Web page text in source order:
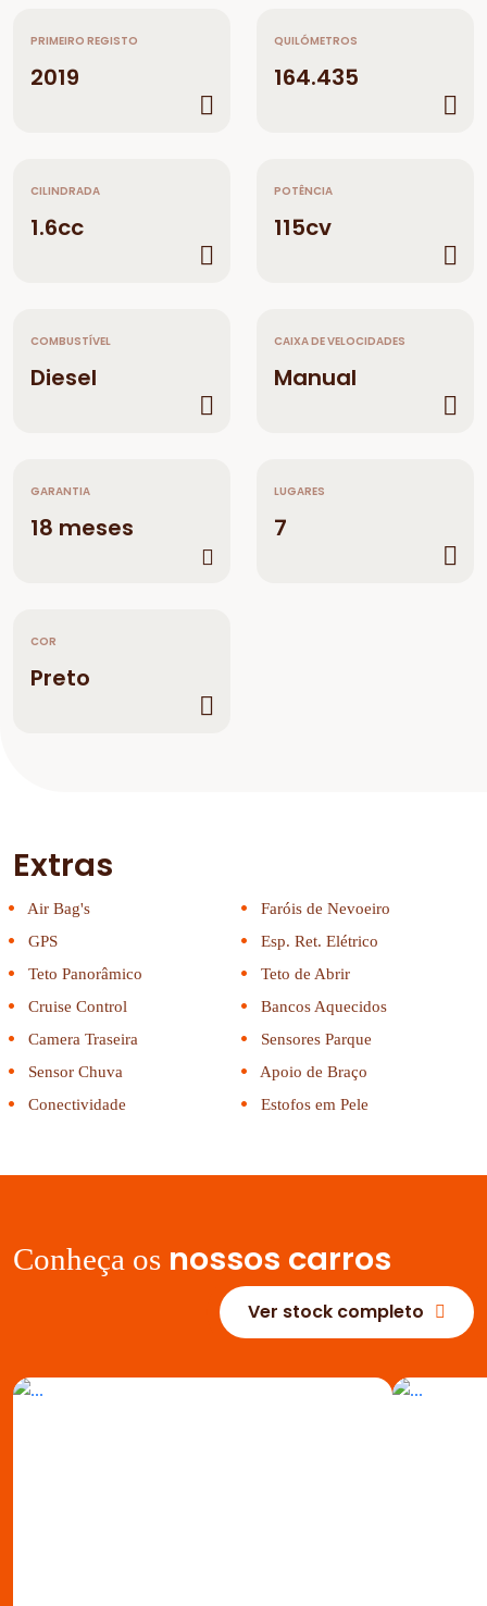
PRIMEIRO REGISTO
2019
QUILÓMETROS
164.435
CILINDRADA
1.6cc
POTÊNCIA
115cv
COMBUSTÍVEL
Diesel
CAIXA DE VELOCIDADES
Manual
GARANTIA
18 meses
LUGARES
7
COR
Preto
Extras
Air Bag's
Faróis de Nevoeiro
GPS
Esp. Ret. Elétrico
Teto Panorâmico
Teto de Abrir
Cruise Control
Bancos Aquecidos
Camera Traseira
Sensores Parque
Sensor Chuva
Apoio de Braço
Conectividade
Estofos em Pele
Conheça os nossos carros
Ver stock completo